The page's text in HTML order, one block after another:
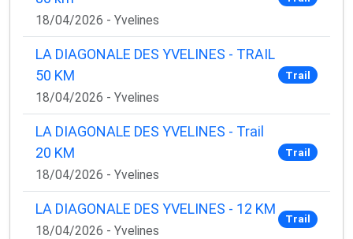
18/04/2026 - Yvelines
LA DIAGONALE DES YVELINES - TRAIL
50 KM
18/04/2026 - Yvelines
Trail
LA DIAGONALE DES YVELINES - Trail
20 KM
18/04/2026 - Yvelines
Trail
LA DIAGONALE DES YVELINES - 12 KM
18/04/2026 - Yvelines
Trail